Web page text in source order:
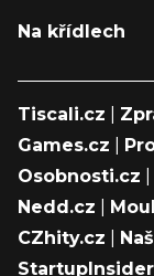
Na křídlech
Tiscali.cz
Games.cz
Osobnosti.cz
Nedd.cz
CZhity.cz